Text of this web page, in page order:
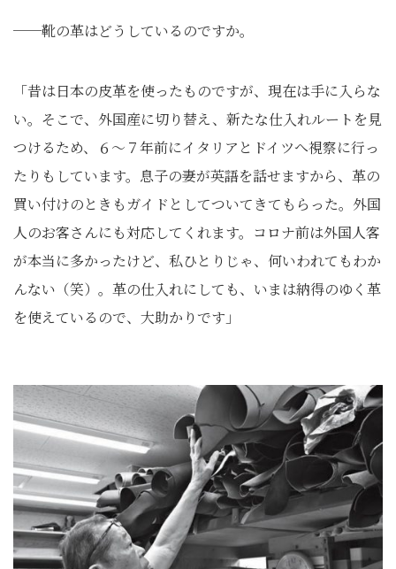
──靴の革はどうしているのですか。
「昔は日本の皮革を使ったものですが、現在は手に入らな
い。そこで、外国産に切り替え、新たな仕入れルートを見
つけるため、６～７年前にイタリアとドイツへ視察に行っ
たりもしています。息子の妻が英語を話せますから、革の
買い付けのときもガイドとしてついてきてもらった。外国
人のお客さんにも対応してくれます。コロナ前は外国人客
が本当に多かったけど、私ひとりじゃ、何いわれてもわか
んない（笑）。革の仕入れにしても、いまは納得のゆく革
を使えているので、大助かりです」